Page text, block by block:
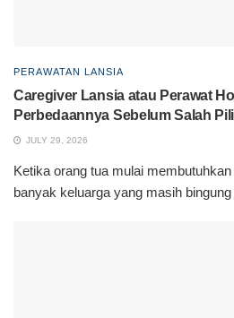
PERAWATAN LANSIA
Caregiver Lansia atau Perawat
Perbedaannya Sebelum Salah
JULY 29, 2026
Ketika orang tua mulai
banyak keluarga yang masih